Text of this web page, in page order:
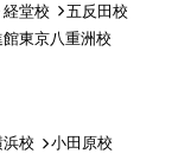
経堂校
五反田校
館東京八重洲校
浜校
小田原校